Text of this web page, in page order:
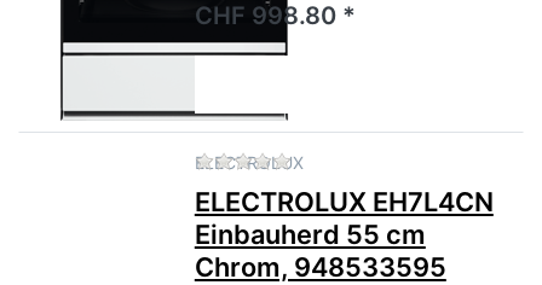
CHF 998.80 *
ELECTROLUXZu diesem Produkt liegen
ELECTROLUX EH7L4CN
Einbauherd 55 cm
Chrom, 948533595